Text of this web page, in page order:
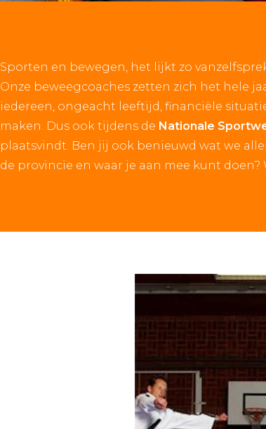
Sporten en bewegen, het lijkt zo
Onze beweegcoaches zetten zich het hele
iedereen, ongeacht leeftijd, financiële
maken. Dus ook tijdens de Nationale
plaatsvindt. Ben jij ook benieuwd wat we
de provincie en waar je aan mee kunt